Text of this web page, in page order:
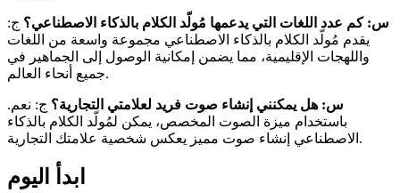
س: كم عدد اللغات التي يدعمها مُولّد الكلام بالذكاء الاصطناعي؟ ج:
يقدم مُولّد الكلام بالذكاء الاصطناعي مجموعة واسعة من اللغات
واللهجات الإقليمية، مما يضمن إمكانية الوصول إلى الجماهير في
جميع أنحاء العالم.
س: هل يمكنني إنشاء صوت فريد لعلامتي التجارية؟ ج: نعم.
باستخدام ميزة الصوت المخصص، يمكن لمُولّد الكلام بالذكاء
الاصطناعي إنشاء صوت مميز يعكس شخصية علامتك التجارية.
ابدأ اليوم